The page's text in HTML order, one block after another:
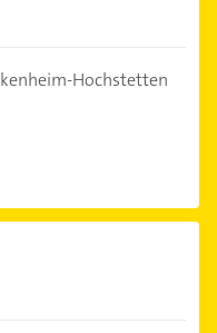
Hochstetten